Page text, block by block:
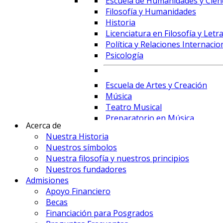
Filosofía y Humanidades
Historia
Licenciatura en Filosofía y
Política y Relaciones
Psicología
Escuela de Artes y Creación
Música
Teatro Musical
Preparatorio en Música
Prime Business School
Administración de Empresas y
Contaduría
Finanzas, Fintech y Comercio
Acerca de
Nuestra Historia
Nuestros símbolos
Nuestra filosofía y nuestros principios
Nuestros fundadores
Admisiones
Apoyo Financiero
Becas
Financiación para Posgrados